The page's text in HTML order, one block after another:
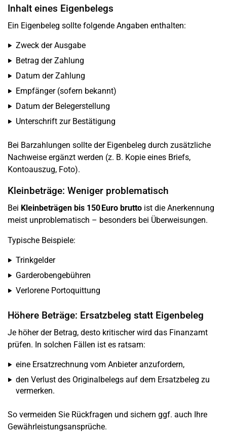
Inhalt eines Eigenbelegs
Ein Eigenbeleg sollte folgende Angaben enthalten:
Zweck der Ausgabe
Betrag der Zahlung
Datum der Zahlung
Empfänger (sofern bekannt)
Datum der Belegerstellung
Unterschrift zur Bestätigung
Bei Barzahlungen sollte der Eigenbeleg durch zusätzliche
Nachweise ergänzt werden (z. B. Kopie eines Briefs,
Kontoauszug, Foto).
Kleinbeträge: Weniger problematisch
Bei Kleinbeträgen bis 150 Euro brutto ist die Anerkennung
meist unproblematisch – besonders bei Überweisungen.
Typische Beispiele:
Trinkgelder
Garderobengebühren
Verlorene Portoquittung
Höhere Beträge: Ersatzbeleg statt Eigenbeleg
Je höher der Betrag, desto kritischer wird das Finanzamt
prüfen. In solchen Fällen ist es ratsam:
eine Ersatzrechnung vom Anbieter anzufordern,
den Verlust des Originalbelegs auf dem Ersatzbeleg zu
vermerken.
So vermeiden Sie Rückfragen und sichern ggf. auch Ihre
Gewährleistungsansprüche.